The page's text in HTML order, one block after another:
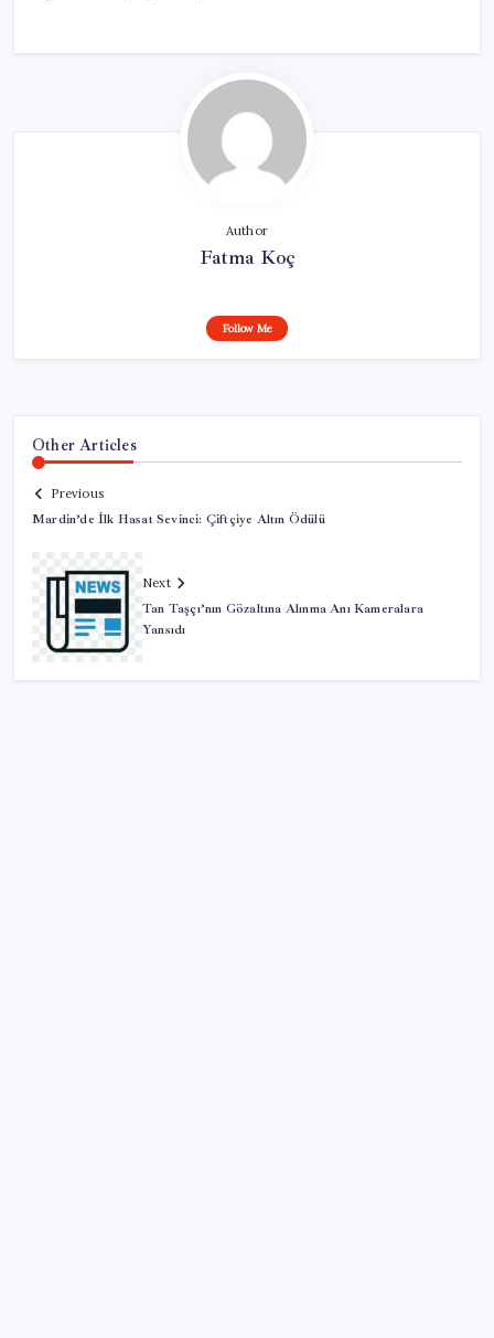
Author
Fatma Koç
Follow Me
Other Articles
Previous
Mardin’de İlk Hasat Sevinci: Çiftçiye Altın Ödülü
Next
Tan Taşçı’nın Gözaltına Alınma Anı Kameralara
Yansıdı